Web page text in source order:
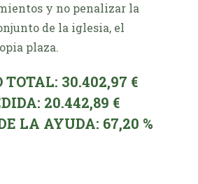
y no penalizar la
de la iglesia, el
plaza.
TOTAL: 30.402,97 €
20.442,89 €
LA AYUDA: 67,20 %